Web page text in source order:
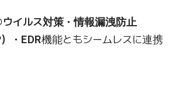
ウイルス対策・情報漏洩防止
）・EDR機能ともシームレスに連携